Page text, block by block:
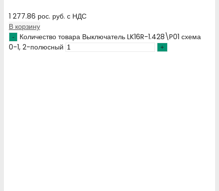
1 277.86 рос. руб. с НДС
В корзину
Количество товара Выключатель LK16R-1.428\P01 схема
0-1, 2-полюсный